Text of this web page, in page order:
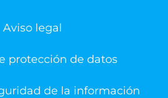
Aviso legal
protección de datos
de la información